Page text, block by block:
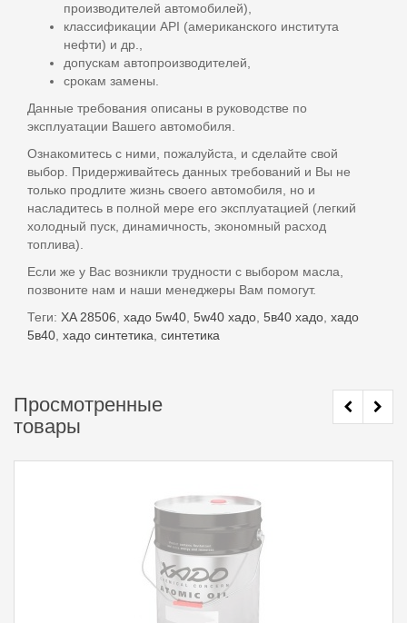
производителей автомобилей),
классификации API (американского института
нефти) и др.,
допускам автопроизводителей,
срокам замены.
Данные требования описаны в руководстве по
эксплуатации Вашего автомобиля.
Ознакомитесь с ними, пожалуйста, и сделайте свой
выбор. Придерживайтесь данных требований и Вы не
только продлите жизнь своего автомобиля, но и
насладитесь в полной мере его эксплуатацией (легкий
холодный пуск, динамичность, экономный расход
топлива).
Если же у Вас возникли трудности с выбором масла,
позвоните нам и наши менеджеры Вам помогут.
Теги: XA 28506 хадо 5w40 5w40 хадо 5в40 хадо хадо
5в40 хадо синтетика синтетика
Просмотренные
товары